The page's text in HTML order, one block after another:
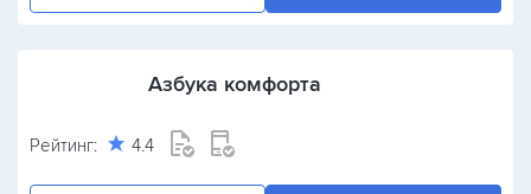
Азбука комфорта
Рейтинг: 4.4